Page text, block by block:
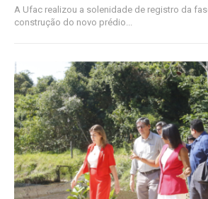
A Ufac realizou a solenidade de registro da
construção do novo prédio...